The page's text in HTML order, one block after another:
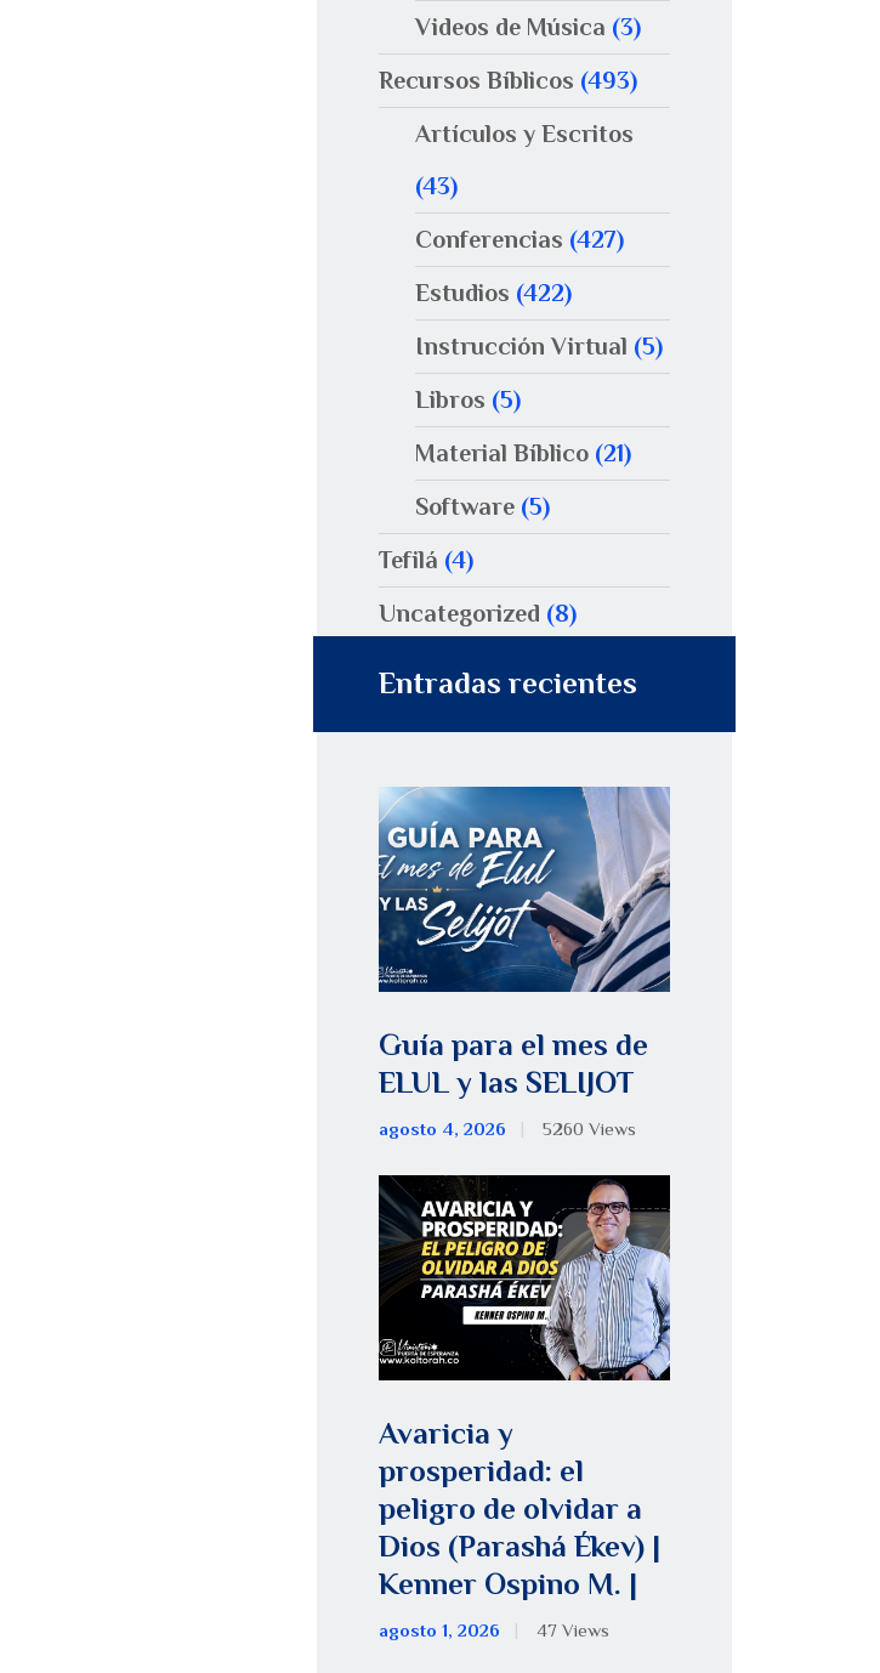
Videos de Música (3)
Recursos Bíblicos (493)
Artículos y Escritos
(43)
Conferencias (427)
Estudios (422)
Instrucción Virtual (5)
Libros (5)
Material Bíblico (21)
Software (5)
Tefilá (4)
Uncategorized (8)
Entradas recientes
Guía para el mes de
ELUL y las SELIJOT
agosto 4, 2026 5260 Views
Avaricia y
prosperidad: el
peligro de olvidar a
Dios (Parashá Ékev) |
Kenner Ospino M. |
agosto 1, 2026 47 Views